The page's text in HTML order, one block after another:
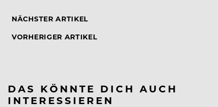
NÄCHSTER ARTIKEL
VORHERIGER ARTIKEL
DAS KÖNNTE DICH AUCH
INTERESSIEREN